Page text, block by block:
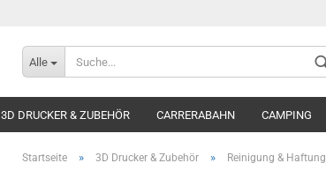
Alle
3D DRUCKER & ZUBEHÖR CARRERABAHN CAMPING
Startseite » 3D Drucker & Zubehör » Reinigung & Haftung